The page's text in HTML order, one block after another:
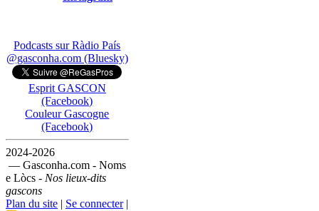
Podcasts sur Ràdio País
@gasconha.com (Bluesky)
Esprit GASCON
(Facebook)
Couleur Gascogne
(Facebook)
2024-2026
— Gasconha.com - Noms
e Lòcs - Nos lieux-dits
gascons
Plan du site | Se connecter|